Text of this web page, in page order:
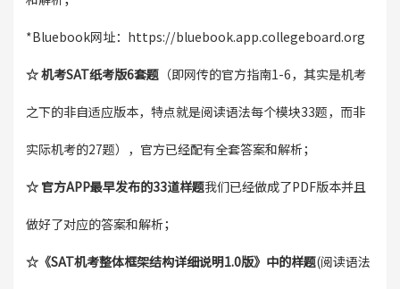
*Bluebook网址：https://bluebook.app.collegeboard.org
☆ 机考SAT纸考版6套题（即网传的官方指南1-6，其实是机考
之下的非自适应版本，特点就是阅读语法每个模块33题，而非
实际机考的27题），官方已经配有全套答案和解析；
☆ 官方APP最早发布的33道样题我们已经做成了PDF版本并且
做好了对应的答案和解析；
☆《SAT机考整体框架结构详细说明1.0版》中的样题(阅读语法